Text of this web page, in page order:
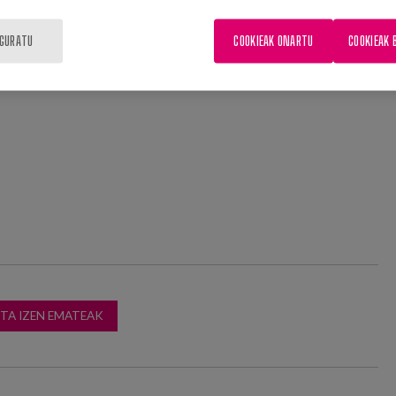
IZEN EMATEAK
COOKIEAK
COOKIEAK ONARTU